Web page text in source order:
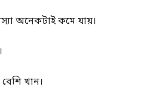
অনেকটাই কমে যায়।
খান।